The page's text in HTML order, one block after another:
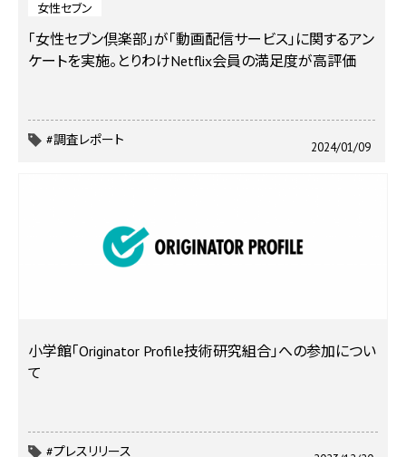
女性セブン
「女性セブン倶楽部」が「動画配信サービス」に関するアン
ケートを実施。とりわけNetflix会員の満足度が高評価
2024/01/09
#調査レポート
小学館「Originator Profile技術研究組合」への参加につい
て
#プレスリリース